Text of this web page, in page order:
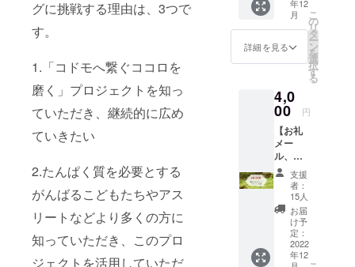
グに挑戦する理由は、3つで
す。
1.「コドモへ繋ぐココロを
磨く」プロジェクトを知っ
ていただき、継続的に広め
ていきたい
2.たんぱく質を必要とする
がんばるこどもたちやアス
リートなどより多くの方に
知っていただき、このプロ
ジェクトを活用していただ
ぱく質を寄
贈支援する
ことを目的
とした活動
へ繋ぐココ
ロを磨く」
プロジェク
トです。
※着色料、香
料、保存
剤、人工甘
介する
REPOR
T誌をお
送りし
の笑顔
は皆様
人のご
支援の
賜物だ
とご実
感いた
だけれ
ば幸い
です。
す。】
★お礼
メール
→「 コ
ドモへ
磨く 」
運営事
務局よ
りお礼
のメー
ルをお
送りし
ます。
★活動
REPOR
T誌→寄
贈活動
や団体
様など
年12
月
詳細を見る
こ
の
リ
タ
ー
ン
を
選
択
す
る
4,0
00 円
【お礼
メー
ル、活
動
REPOR
T誌、宅
トレ
ブッ
ク、 ラ
グレス
プロテ
支援
者：
15人
お届
け予
定：
2022
年12